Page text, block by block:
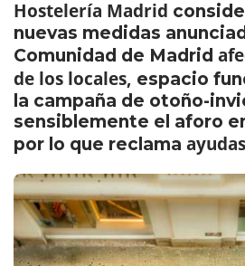
Hostelería Madrid
nuevas medidas
Comunidad de Madrid
de los locales, espacio
la campaña de otoño-
sensiblemente el aforo
por lo que reclama